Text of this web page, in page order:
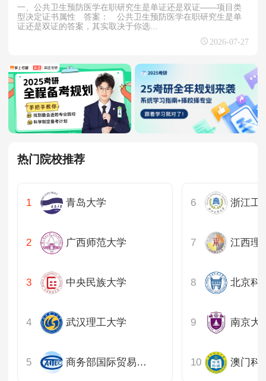
学在职研究生报考差异——全流程对比分析
一、公共卫生预防医学在职研究生是单证还是双证——项目类
型决定证书属性 答案： 公共卫生预防医学在职研究生是单
证还是双证的答案，其实取决于你选...
2026-07-27
热门院校推荐
青岛大学
广西师范大学
中央民族大学
武汉理工大学
商务部国际贸易经济合作研究院
浙江工
江西理
北京科
南京大
澳门科